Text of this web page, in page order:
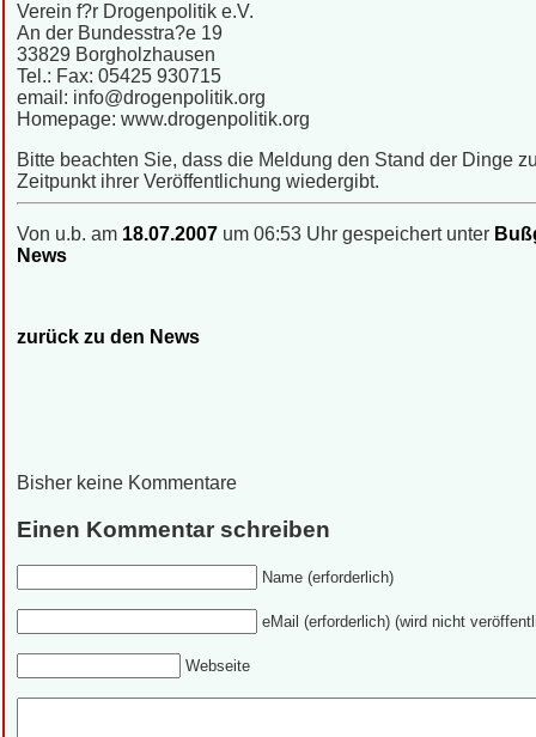
Verein f?r Drogenpolitik e.V.
An der Bundesstra?e 19
33829 Borgholzhausen
Tel.: Fax: 05425 930715
email: info@drogenpolitik.org
Homepage: www.drogenpolitik.org
Bitte beachten Sie, dass die Meldung den Stand der Dinge
Zeitpunkt ihrer Veröffentlichung wiedergibt.
Von u.b. am 18.07.2007 um 06:53 Uhr gespeichert unter
News
zurück zu den News
Bisher keine Kommentare
Einen Kommentar schreiben
Name (erforderlich)
eMail (erforderlich) (wird nicht
Webseite